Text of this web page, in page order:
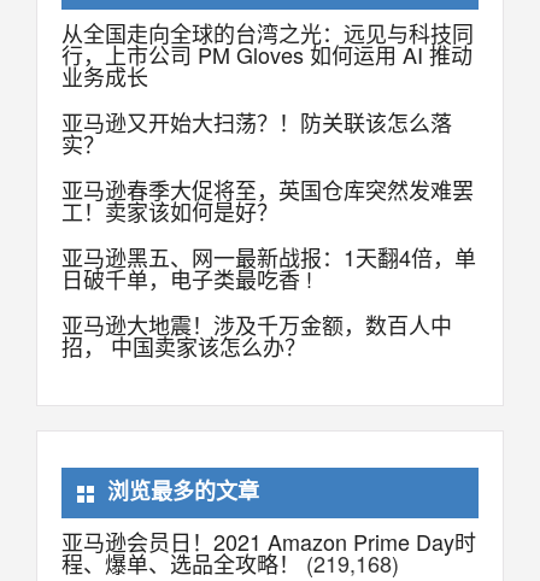
从全国走向全球的台湾之光：远见与科技同
行，上市公司 PM Gloves 如何运用 AI 推动
业务成长
亚马逊又开始大扫荡？！防关联该怎么落
实？
亚马逊春季大促将至，英国仓库突然发难罢
工！卖家该如何是好？
亚马逊黑五、网一最新战报：1天翻4倍，单
日破千单，电子类最吃香 !
亚马逊大地震！涉及千万金额，数百人中
招， 中国卖家该怎么办？
浏览最多的文章
亚马逊会员日！2021 Amazon Prime Day时
程、爆单、选品全攻略！
(219,168)